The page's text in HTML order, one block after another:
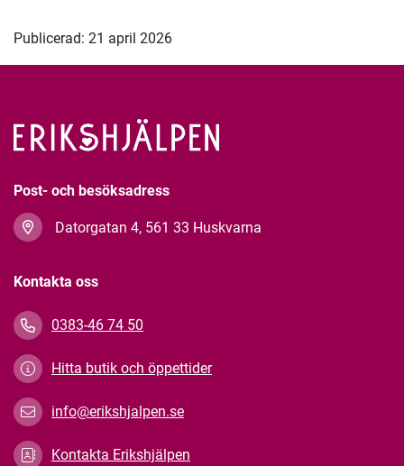
Publicerad: 21 april 2026
Post- och besöksadress
Datorgatan 4, 561 33 Huskvarna
Kontakta oss
0383-46 74 50
Hitta butik och öppettider
info@erikshjalpen.se
Kontakta Erikshjälpen